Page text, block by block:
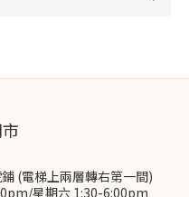
(電梯上兩層轉右第一間)
星期六 1:30-6:00pm